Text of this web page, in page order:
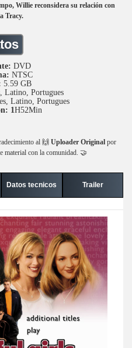
Willie reconsidera su relación con
Tracy.
DVD
NTSC
5.59 GB
Latino, Portugues
Latino, Portugues
1H52Min
al 🙌 Uploader Originalpor
material con la comunidad. 🤝
Datos tecnicos Trailer